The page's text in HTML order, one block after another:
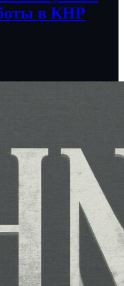
в КНР